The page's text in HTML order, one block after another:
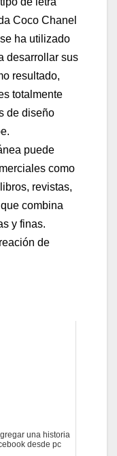
Coco Chanel
ha utilizado
desarrollar sus
resultado,
totalmente
de diseño
puede
como
revistas,
combina
y finas.
de
una historia
desde pc